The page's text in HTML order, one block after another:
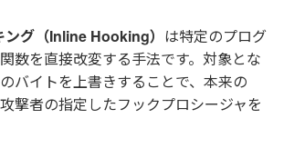
グ（Inline Hooking） は特定のプログ
数を直接改変する手法です。対象とな
バイトを上書きすることで、本来の
撃者の指定したフックプロシージャを